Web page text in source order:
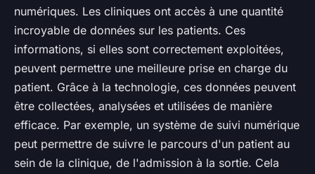
numériques. Les cliniques ont accès à une quantité
incroyable de données sur les patients. Ces
informations, si elles sont correctement exploitées,
peuvent permettre une meilleure prise en charge du
patient. Grâce à la technologie, ces données peuvent
être collectées, analysées et utilisées de manière
efficace. Par exemple, un système de suivi numérique
peut permettre de suivre le parcours d'un patient au
sein de la clinique, de l'admission à la sortie. Cela